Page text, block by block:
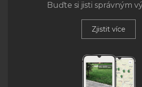
Buďte si jisti správným
Zjistit více